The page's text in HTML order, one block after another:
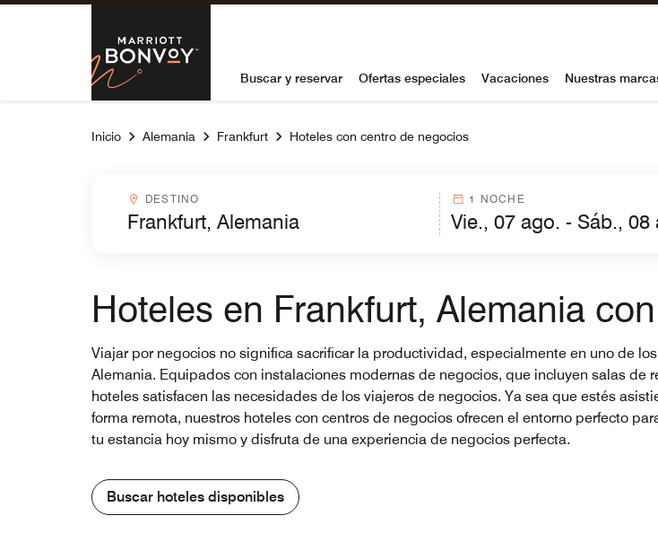
Skip to Content
Marriott Bonvoy
Buscar y reservar Ofertas especiales Vacaciones Nuestras
Inicio Alemania Frankfurt Hoteles con centro de negocios
Destinocombobox
DESTINO 1 NOCHE
Hoteles en Frankfurt, Alemania
Viajar por negocios no significa sacrificar la productividad, especialmente en uno de
Alemania. Equipados con instalaciones modernas de negocios, que incluyen salas
hoteles satisfacen las necesidades de los viajeros de negocios. Ya sea que estés
forma remota, nuestros hoteles con centros de negocios ofrecen el entorno perfecto
tu estancia hoy mismo y disfruta de una experiencia de negocios perfecta.
Buscar hoteles disponibles